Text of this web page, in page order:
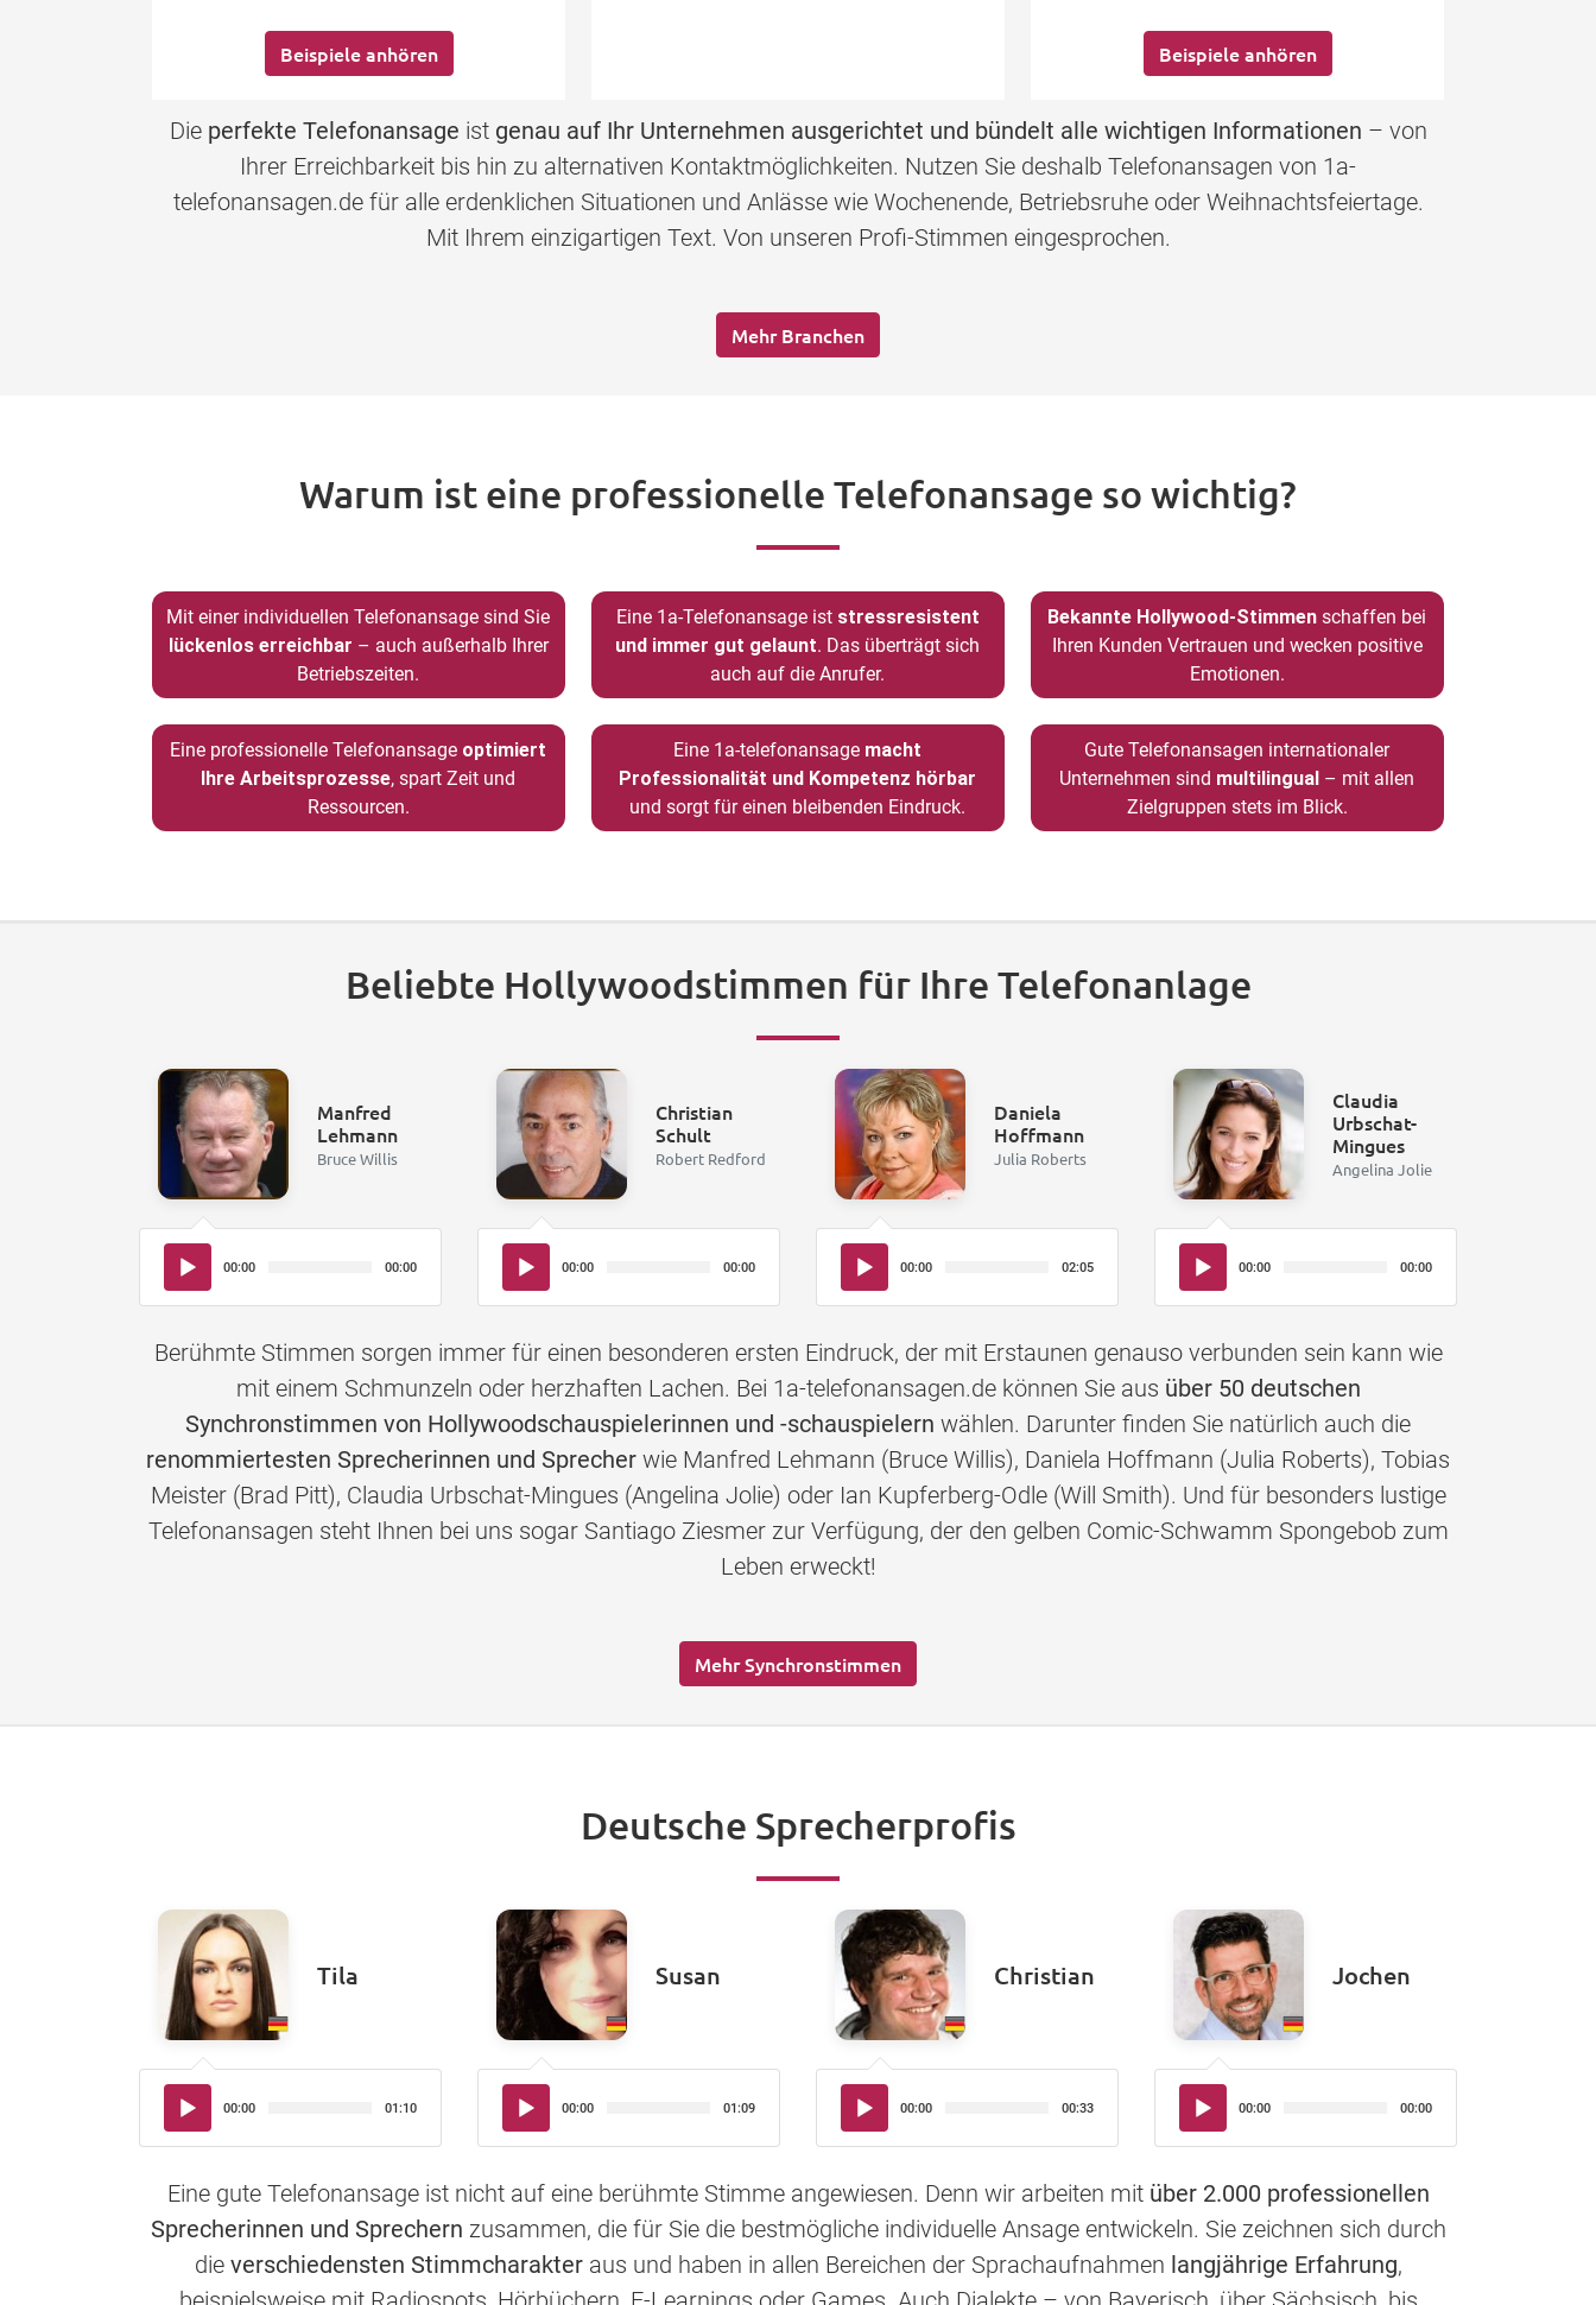
Beispiele anhören Beispiele anhören
Die perfekte Telefonansage ist genau auf Ihr Unternehmen ausgerichtet und bündelt alle wichtigen Informationen – von
Ihrer Erreichbarkeit bis hin zu alternativen Kontaktmöglichkeiten. Nutzen Sie deshalb Telefonansagen von 1a-
telefonansagen.de für alle erdenklichen Situationen und Anlässe wie Wochenende, Betriebsruhe oder Weihnachtsfeiertage.
Mit Ihrem einzigartigen Text. Von unseren Profi-Stimmen eingesprochen.
Mehr Branchen
Warum ist eine professionelle Telefonansage so wichtig?
Mit einer individuellen Telefonansage sind Sie
lückenlos erreichbar – auch außerhalb Ihrer
Betriebszeiten.
Eine 1a-Telefonansage ist stressresistent
und immer gut gelaunt. Das überträgt sich
auch auf die Anrufer.
Bekannte Hollywood-Stimmen schaffen bei
Ihren Kunden Vertrauen und wecken positive
Emotionen.
Eine professionelle Telefonansage optimiert
Ihre Arbeitsprozesse, spart Zeit und
Ressourcen.
Eine 1a-telefonansage macht
Professionalität und Kompetenz hörbar
und sorgt für einen bleibenden Eindruck.
Gute Telefonansagen internationaler
Unternehmen sind multilingual – mit allen
Zielgruppen stets im Blick.
Beliebte Hollywoodstimmen für Ihre Telefonanlage
Manfred
Lehmann
Bruce Willis
Audio-
Player
00:00 00:00
Christian
Schult
Robert Redford
Audio-
Player
00:00 00:00
Daniela
Hoffmann
Julia Roberts
Audio-
Player
00:00 02:05
Claudia
Urbschat-
Mingues
Angelina Jolie
Audio-
Player
00:00 00:00
Berühmte Stimmen sorgen immer für einen besonderen ersten Eindruck, der mit Erstaunen genauso verbunden sein kann wie
mit einem Schmunzeln oder herzhaften Lachen. Bei 1a-telefonansagen.de können Sie aus über 50 deutschen
Synchronstimmen von Hollywoodschauspielerinnen und -schauspielern wählen. Darunter finden Sie natürlich auch die
renommiertesten Sprecherinnen und Sprecher wie Manfred Lehmann (Bruce Willis), Daniela Hoffmann (Julia Roberts), Tobias
Meister (Brad Pitt), Claudia Urbschat-Mingues (Angelina Jolie) oder Ian Kupferberg-Odle (Will Smith). Und für besonders lustige
Telefonansagen steht Ihnen bei uns sogar Santiago Ziesmer zur Verfügung, der den gelben Comic-Schwamm Spongebob zum
Leben erweckt!
Mehr Synchronstimmen
Deutsche Sprecherprofis
Tila
Audio-
Player
00:00 01:10
Susan
Audio-
Player
00:00 01:09
Christian
Audio-
Player
00:00 00:33
Jochen
Audio-
Player
00:00 00:00
Eine gute Telefonansage ist nicht auf eine berühmte Stimme angewiesen. Denn wir arbeiten mit über 2.000 professionellen
Sprecherinnen und Sprechern zusammen, die für Sie die bestmögliche individuelle Ansage entwickeln. Sie zeichnen sich durch
die verschiedensten Stimmcharakteraus und haben in allen Bereichen der Sprachaufnahmen langjährige Erfahrung,